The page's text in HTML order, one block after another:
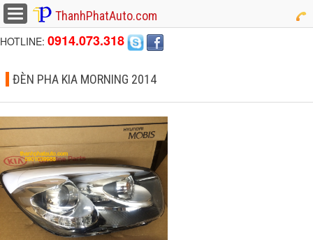
button ThanhPhatAuto.com
HOTLINE: 0914.073.318
ĐÈN PHA KIA MORNING 2014